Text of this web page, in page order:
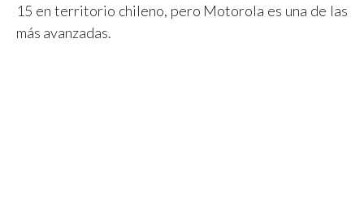
15 en territorio chileno, pero Motorola es una de las
más avanzadas.